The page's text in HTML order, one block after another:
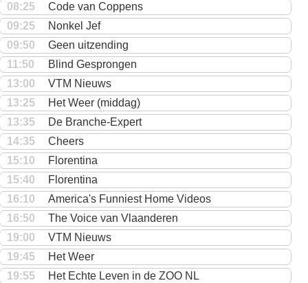
08:25
Code van Coppens
09:25
Nonkel Jef
09:50
Geen uitzending
11:50
Blind Gesprongen
13:00
VTM Nieuws
13:25
Het Weer (middag)
13:35
De Branche-Expert
14:35
Cheers
15:10
Florentina
15:40
Florentina
16:10
America's Funniest Home Videos
16:50
The Voice van Vlaanderen
19:00
VTM Nieuws
19:45
Het Weer
19:55
Het Echte Leven in de ZOO NL